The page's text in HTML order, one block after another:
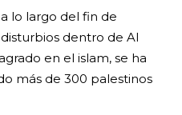
lo largo del fin de
dentro de Al
en el islam, se ha
más de 300 palestinos